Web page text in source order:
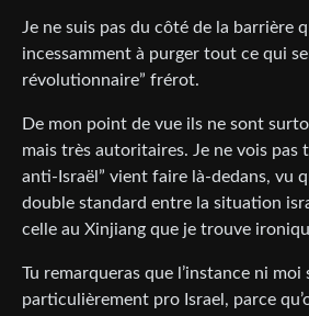
Je ne suis pas du côté de la barrière
incessamment à purger tout ce qui
révolutionnaire” frérot.
De mon point de vue ils ne sont
mais très autoritaires. Je ne vois pas
anti-Israël” vient faire là-dedans, vu
double standard entre la situation
celle au Xinjiang que je trouve
Tu remarqueras que l’instance ni moi
particulièrement pro Israel, parce